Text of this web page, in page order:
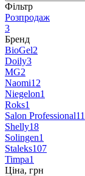
Фільтр
Розпродаж
3
Бренд
BioGel2
Doily3
MG2
Naomi12
Niegelon1
Roks1
Salon Professional11
Shelly18
Solingen1
Staleks107
Timpa1
Ціна, грн